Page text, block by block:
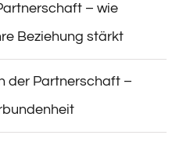
– wie
Beziehung stärkt
der Partnerschaft –